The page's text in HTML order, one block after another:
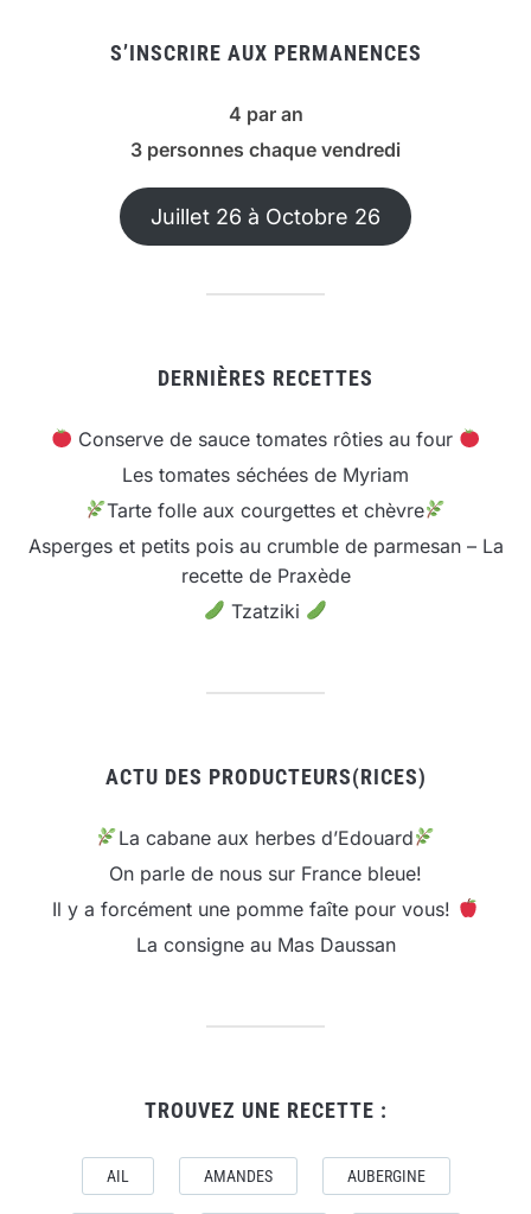
S’INSCRIRE AUX PERMANENCES
4 par an
3 personnes chaque vendredi
Juillet 26 à Octobre 26
DERNIÈRES RECETTES
Conserve de sauce tomates rôties au four
Les tomates séchées de Myriam
Tarte folle aux courgettes et chèvre
Asperges et petits pois au crumble de parmesan – La
recette de Praxède
Tzatziki
ACTU DES PRODUCTEURS(RICES)
La cabane aux herbes d’Edouard
On parle de nous sur France bleue!
Il y a forcément une pomme faîte pour vous!
La consigne au Mas Daussan
TROUVEZ UNE RECETTE :
AIL AMANDES AUBERGINE